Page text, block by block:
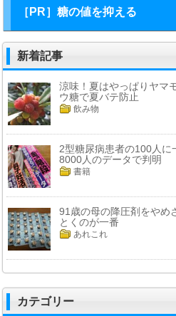
［PR］糖の値を抑える
新着記事
涼味！夏はやっぱりヤマ
ウ糖で夏バテ防止
飲み物
2型糖尿病患者の100人
8000人のデータで判明
書籍
91歳の母の降圧剤をやめ
とくのが一番
あれこれ
カテゴリー